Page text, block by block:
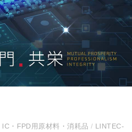
IC・FPD用原材料・消耗品 / LINTEC-